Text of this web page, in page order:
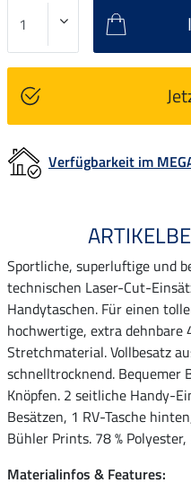
Verfügbarkeit im
Sportliche, superluftige und
technischen Laser-Cut-
Handytaschen. Für einen
hochwertige, extra dehnbare
Stretchmaterial. Vollbesatz
schnelltrocknend. Bequemer
Knöpfen. 2 seitliche Handy-
Besätzen, 1 RV-Tasche
Bühler Prints. 78 % Polyester,
Materialinfos & Features: